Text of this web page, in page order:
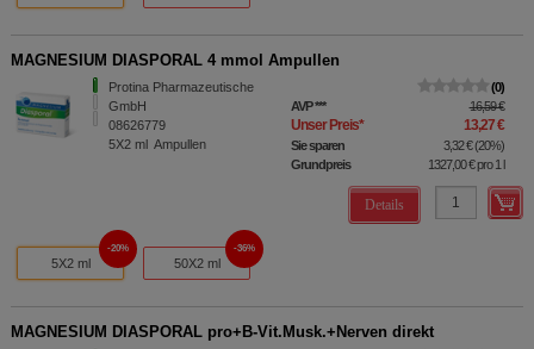
MAGNESIUM DIASPORAL 4 mmol Ampullen
Protina Pharmazeutische
GmbH
08626779
5X2 ml Ampullen
0
AVP*** 16,59 €
Unser Preis* 13,27 €
Sie sparen 3,32 €(20%)
Grundpreis
1327,00 €pro 1 l
Details
5X2 ml
20%
50X2 ml
36%
MAGNESIUM DIASPORAL pro+B-Vit.Musk.+Nerven direkt